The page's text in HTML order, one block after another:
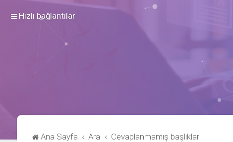
Hızlı bağlantılar
Ana Sayfa Ara Cevaplanmamış başlıklar